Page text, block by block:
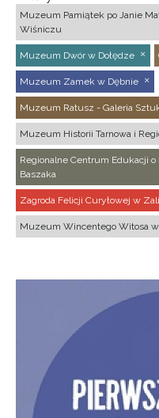
Muzeum Pamiątek po Janie
Wiśniczu
Muzeum Dwór w Dołędze
Muzeum Zamek w Dębnie
Muzeum Ratusz - Galeria
Muzeum Historii Tarnowa i
Regionalne Centrum Edukacji
Baszaka
Zagroda Felicji Curyłowej w
Muzeum Wincentego Witosa